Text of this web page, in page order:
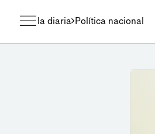
la diaria Política nacional